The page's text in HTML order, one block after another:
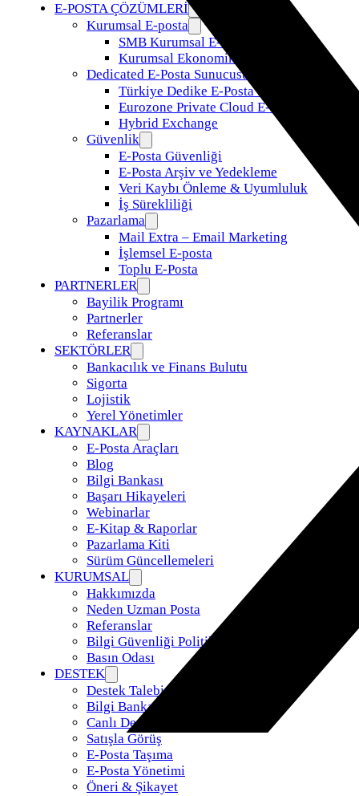
E-POSTA ÇÖZÜMLERİ
Kurumsal E-posta
SMB Kurumsal E-Posta
Kurumsal Ekonomik E-Posta
Dedicated E-Posta Sunucusu
Türkiye Dedike E-Posta Sunucusu
Eurozone Private Cloud E-Posta
Hybrid Exchange
Güvenlik
E-Posta Güvenliği
E-Posta Arşiv ve Yedekleme
Veri Kaybı Önleme & Uyumluluk
İş Sürekliliği
Pazarlama
Mail Extra – Email Marketing
İşlemsel E-posta
Toplu E-Posta
PARTNERLER
Bayilik Programı
Partnerler
Referanslar
SEKTÖRLER
Bankacılık ve Finans Bulutu
Sigorta
Lojistik
Yerel Yönetimler
KAYNAKLAR
E-Posta Araçları
Blog
Bilgi Bankası
Başarı Hikayeleri
Webinarlar
E-Kitap & Raporlar
Pazarlama Kiti
Sürüm Güncellemeleri
KURUMSAL
Hakkımızda
Neden Uzman Posta
Referanslar
Bilgi Güvenliği Politikamız
Basın Odası
DESTEK
Destek Talebi
Bilgi Bankası
Canlı Destek
Satışla Görüş
E-Posta Taşıma
E-Posta Yönetimi
Öneri & Şikayet